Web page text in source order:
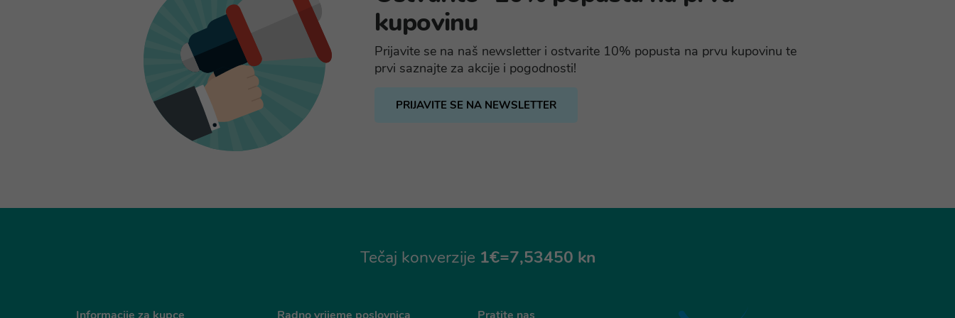
kupovinu
Prijavite se na naš newsletter i ostvarite 10% popusta na prvu kupovinu te
prvi saznajte za akcije i pogodnosti!
PRIJAVITE SE NA NEWSLETTER
Tečaj konverzije 1€=7,53450 kn